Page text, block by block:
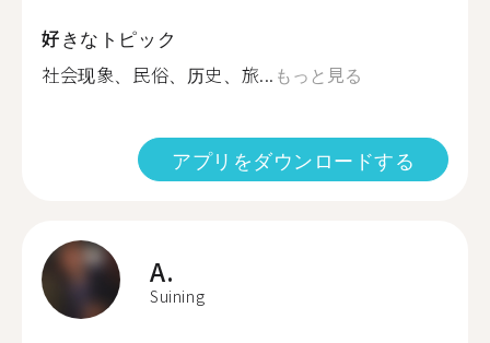
好きなトピック
社会现象、民俗、历史、旅... もっと見る
アプリをダウンロードする
A.
Suining